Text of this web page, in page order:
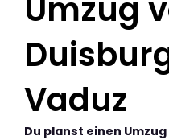
Umzug
Vaduz
Du planst einen